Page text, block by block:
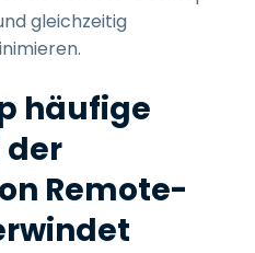
gleichzeitig
häufige
der
Remote-